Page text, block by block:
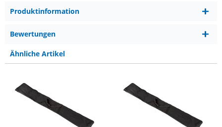
Produktinformation
Bewertungen
Ähnliche Artikel